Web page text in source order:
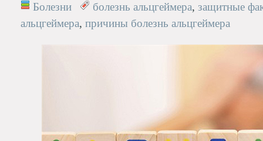
Болезни
болезнь альцгеймера, защитные
альцгеймера, причины болезнь альцгеймера